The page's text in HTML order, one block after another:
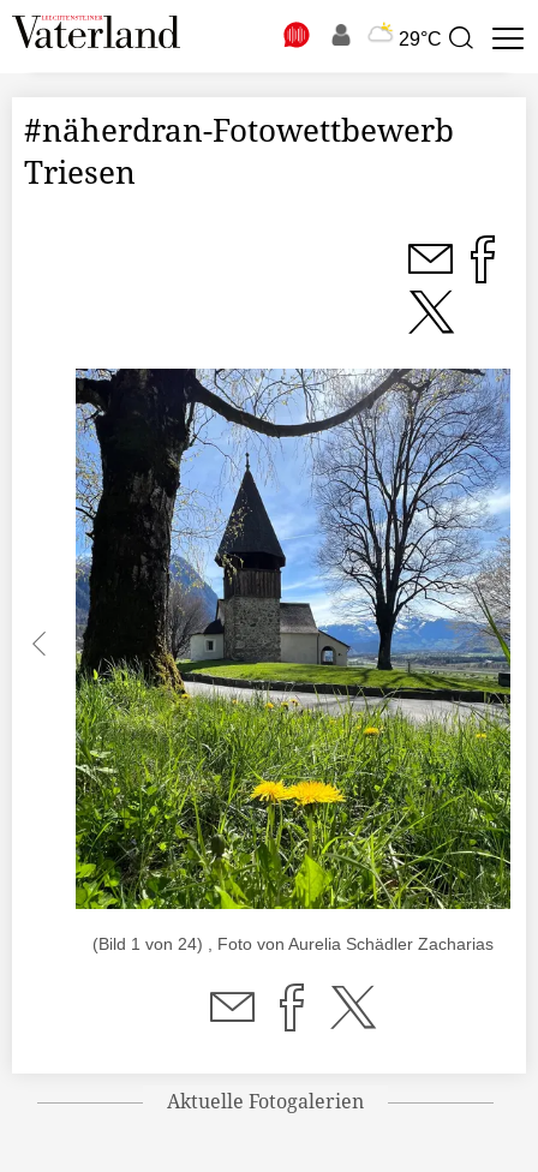
29°C
Suchbegriff
#näherdran-Fotowettbewerb
Triesen
(Bild 1 von 24) , Foto von Aurelia Schädler Zacharias
Aktuelle Fotogalerien